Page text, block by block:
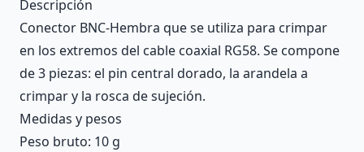
Descripción
Conector BNC-Hembra que se utiliza para crimpar
en los extremos del cable coaxial RG58. Se compone
de 3 piezas: el pin central dorado, la arandela a
crimpar y la rosca de sujeción.
Medidas y pesos
Peso bruto: 10 g